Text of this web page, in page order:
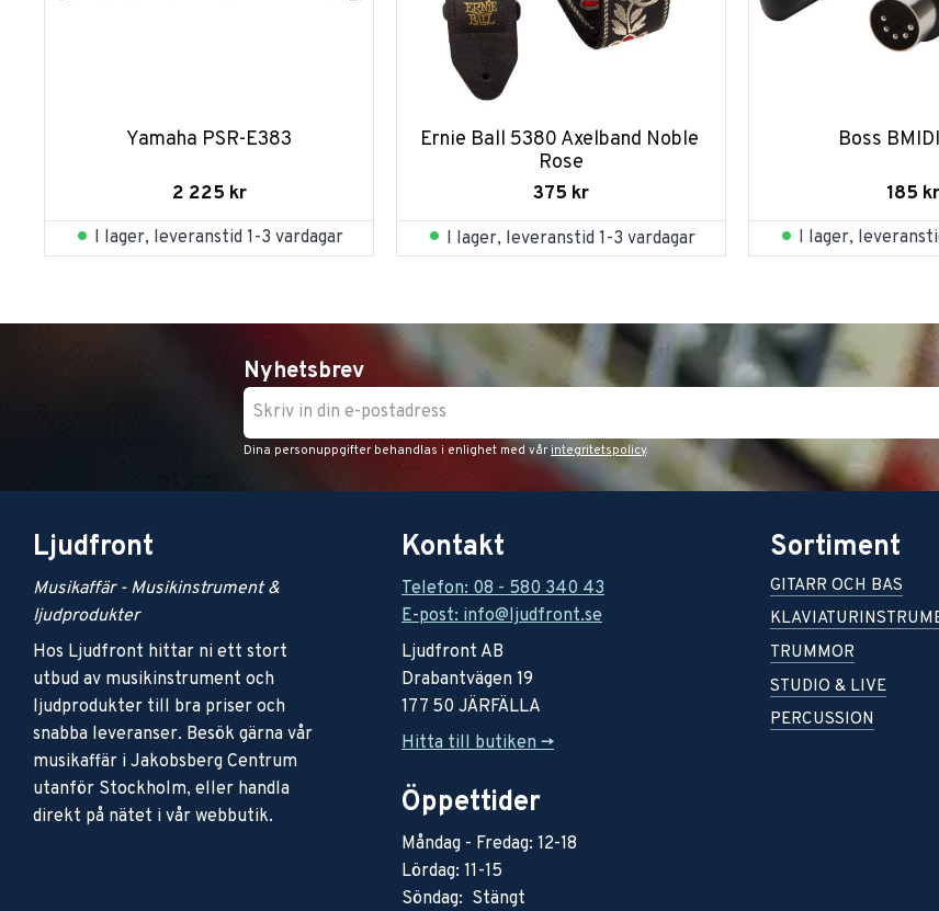
Yamaha PSR-E383
2 225 kr
I lager, leveranstid 1-3 vardagar
Ernie Ball 5380 Axelband Noble
Rose
375 kr
I lager, leveranstid 1-3 vardagar
Boss
185 kr
I lager,
Nyhetsbrev
Dina personuppgifter behandlas i enlighet med vårintegritetspolicy.
Ljudfront
Musikaffär - Musikinstrument &
ljudprodukter
Hos Ljudfront hittar ni ett stort
utbud av musikinstrument och
ljudprodukter till bra priser och
snabba leveranser. Besök gärna vår
musikaffär i Jakobsberg Centrum
utanför Stockholm, eller handla
direkt på nätet i vår webbutik.
Kontakt
Telefon: 08 - 580 340 43
E-post: info@ljudfront.se
Ljudfront AB
Drabantvägen 19
177 50 JÄRFÄLLA
Hitta till butiken ->
Öppettider
Måndag - Fredag: 12-18
Lördag: 11-15
Söndag: Stängt
Sortiment
GITARR OCH BAS
TRUMMOR
STUDIO & LIVE
PERCUSSION